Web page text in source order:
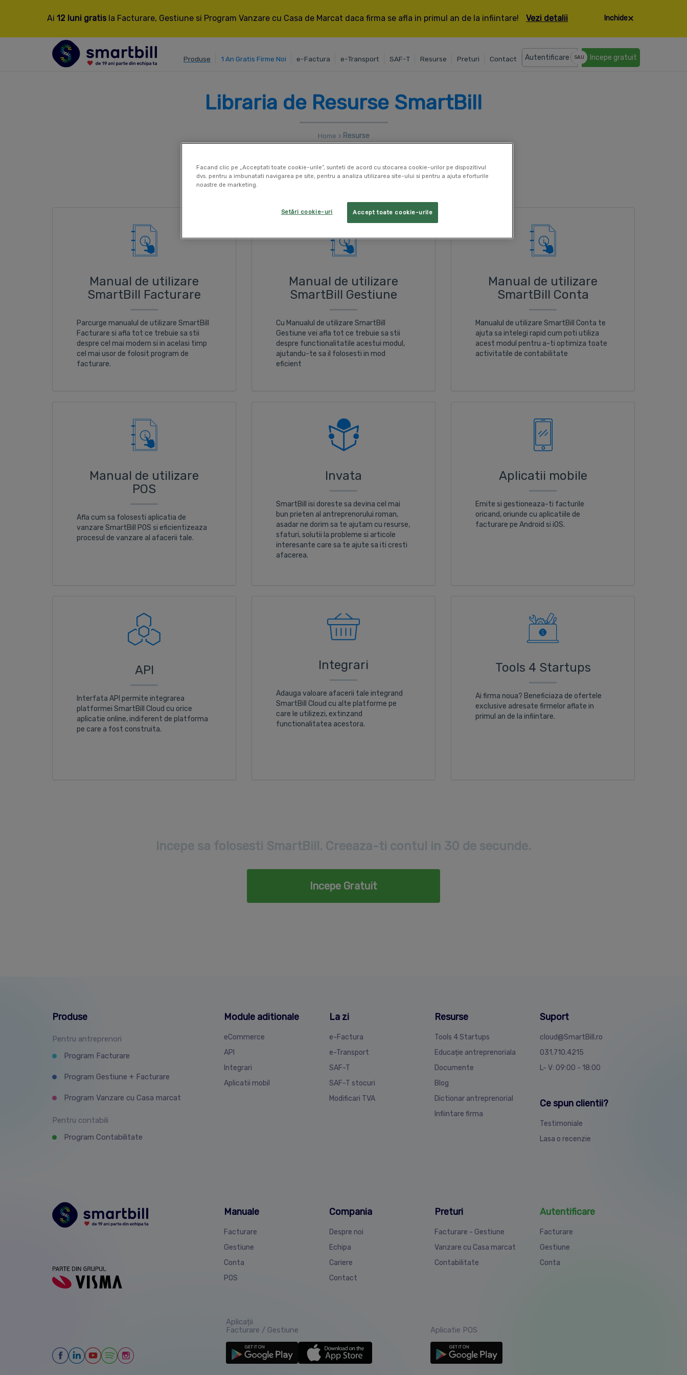
Ai12 luni gratis la Facturare, Gestiune si Program Vanzare cu Casa de Marcat daca firma se afla in primul an de la infiintare! Vezi detalii Inchide
Produse 1 An Gratis Firme Noi e-Factura e-Transport SAF-T Resurse Preturi Contact Autentificare SAU Incepe gratuit
Libraria de Resurse SmartBill
Home > Resurse
Manual de utilizare
SmartBill Facturare
Parcurge manualul de utilizare SmartBill
Facturare si afla tot ce trebuie sa stii
despre cel mai modern si in acelasi timp
cel mai usor de folosit program de
facturare.
Manual de utilizare
SmartBill Gestiune
Cu Manualul de utilizare SmartBill
Gestiune vei afla tot ce trebuie sa stii
despre functionalitatile acestui modul,
ajutandu-te sa il folosesti in mod
eficient
Manual de utilizare
SmartBill Conta
Manualul de utilizare SmartBill Conta te
ajuta sa intelegi rapid cum poti utiliza
acest modul pentru a-ti optimiza toate
activitatile de contabilitate
Manual de utilizare
POS
Afla cum sa folosesti aplicatia de
vanzare SmartBill POS si eficientizeaza
procesul de vanzare al afacerii tale.
Invata
SmartBill isi doreste sa devina cel mai
bun prieten al antreprenorului roman,
asadar ne dorim sa te ajutam cu resurse,
sfaturi, solutii la probleme si articole
interesante care sa te ajute sa iti cresti
afacerea.
Aplicatii mobile
Emite si gestioneaza-ti facturile
oricand, oriunde cu aplicatiile de
facturare pe Android si iOS.
API
Interfata API permite integrarea
platformei SmartBill Cloud cu orice
aplicatie online, indiferent de platforma
pe care a fost construita.
Integrari
Adauga valoare afacerii tale integrand
SmartBill Cloud cu alte platforme pe
care le utilizezi, extinzand
functionalitatea acestora.
Tools 4 Startups
Ai firma noua? Beneficiaza de ofertele
exclusive adresate firmelor aflate in
primul an de la infiintare.
Incepe sa folosesti SmartBill. Creeaza-ti contul in 30 de secunde.
Incepe Gratuit
Produse
Pentru antreprenori
Program Facturare
Program Gestiune + Facturare
Program Vanzare cu Casa marcat
Pentru contabili
Program Contabilitate
Module aditionale
eCommerce
API
Integrari
Aplicatii mobil
La zi
e-Factura
e-Transport
SAF-T
SAF-T stocuri
Modificari TVA
Resurse
Tools 4 Startups
Educație antreprenoriala
Documente
Blog
Dictionar antreprenorial
Infiintare firma
Suport
cloud@SmartBill.ro
031.710.4215
L- V: 09:00 - 18:00
Ce spun clientii?
Testimoniale
Lasa o recenzie
Manuale
Facturare
Gestiune
Conta
POS
Compania
Despre noi
Echipa
Cariere
Contact
Preturi
Facturare - Gestiune
Vanzare cu Casa marcat
Contabilitate
Autentificare
Facturare
Gestiune
Conta
Aplicații
Facturare / Gestiune
Aplicatie POS
Facand clic pe „Acceptati toate cookie-urile”, sunteti de acord cu stocarea cookie-urilor pe dispozitivul
dvs. pentru a imbunatati navigarea pe site, pentru a analiza utilizarea site-ului si pentru a ajuta eforturile
noastre de marketing.
Accept toate cookie-urile
Setări cookie-uri